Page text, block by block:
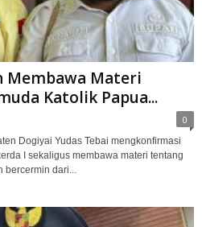
Membawa Materi
Katolik Papua...
0
Dogiyai Yudas Tebai mengkonfirmasi
I sekaligus membawa materi tentang
bercermin dari...